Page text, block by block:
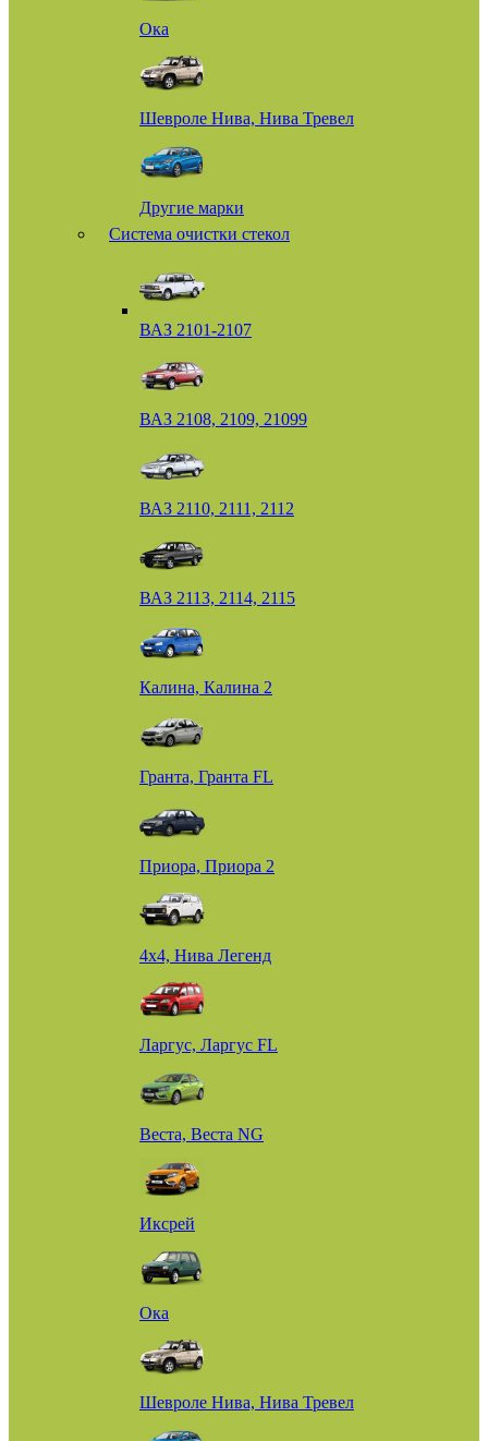
Ока
Шевроле Нива, Нива Тревел
Другие марки
Система очистки стекол
ВАЗ 2101-2107
ВАЗ 2108, 2109, 21099
ВАЗ 2110, 2111, 2112
ВАЗ 2113, 2114, 2115
Калина, Калина 2
Гранта, Гранта FL
Приора, Приора 2
4х4, Нива Легенд
Ларгус, Ларгус FL
Веста, Веста NG
Иксрей
Ока
Шевроле Нива, Нива Тревел